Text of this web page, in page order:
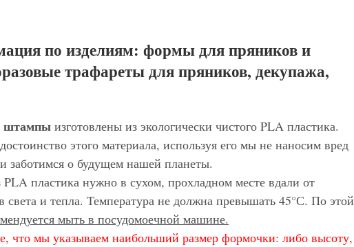
по изделиям: формы для пряников и
трафареты для пряников, декупажа,
штампы изготовлены из экологически чистого PLA пластика.
этого материала, используя его мы не наносим вред
заботимся о будущем нашей планеты.
пластика нужно в сухом, прохладном месте вдали от
и тепла. Температура не должна превышать 45°С. По этой
мыть в посудомоечной машине.
что мы указываем наибольший размер формочки: либо высоту,